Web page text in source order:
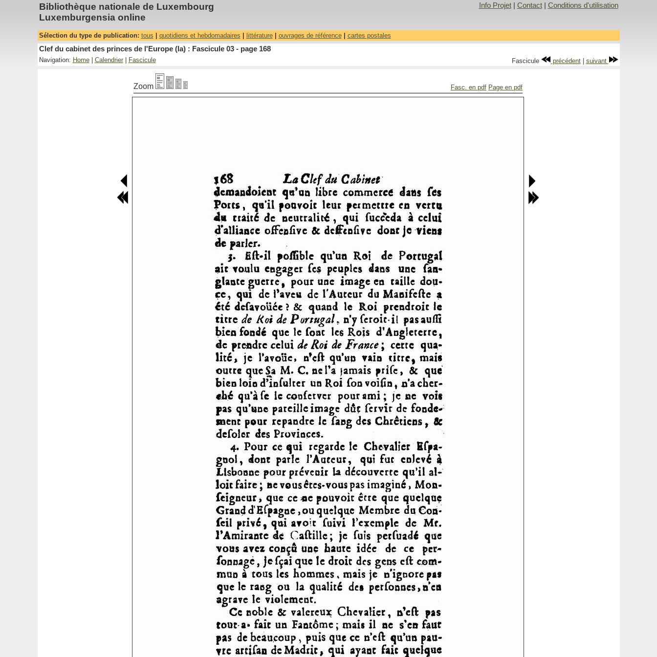
Bibliothèque nationale de Luxembourg
Luxemburgensia online
Info Projet| Contact| Conditions d'utilisation
Sélection du type de publication: tous quotidiens et hebdomadaires littérature| ouvrages de référence| cartes postales
Clef du cabinet des princes de l'Europe (la) : Fascicule 03 - page 168
Navigation: Home| Calendrier| Fascicule Fascicule précédent| suivant
Zoom Fasc. en pdf Page en pdf